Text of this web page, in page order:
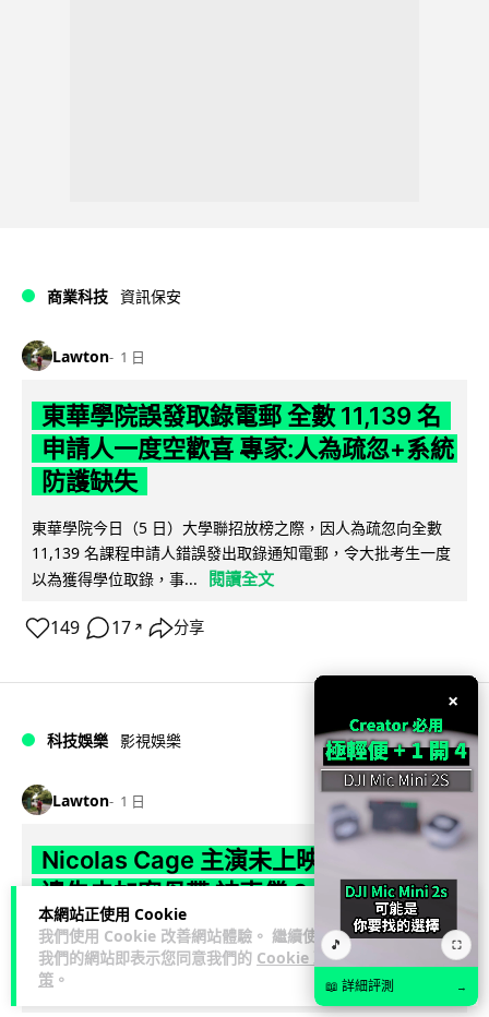
本網站正使用 Cookie
我們使用 Cookie 改善網站體驗。 繼續使用
我們的網站即表示您同意我們的 Cookie 政
策 。
商業科技 資訊保安
Lawton 1 日
東華學院誤發取錄電郵 全數 11,139 名
申請人一度空歡喜 專家:人為疏忽+系統
防護缺失
東華學院今日（5 日）大學聯招放榜之際，因人為疏忽向全數
11,139 名課程申請人錯誤發出取錄通知電郵，令大批考生一度
以為獲得學位取錄，事...
閱讀全文
149 17 ↗ 分享
科技娛樂 影視娛樂
Lawton 1 日
Nicolas Cage 主演未上映電影 Netflix
遺失未加密母帶 被索償 8.19 億港元
【唔見未加密母帶咁大件事】Netflix 洛杉磯辦公室被竊，未上
映的 Nicolas Cage 電影《Fortitude》母帶亦告失蹤。電影...
閱讀全文
×
🎵 ⛶
📖 詳細評測 →